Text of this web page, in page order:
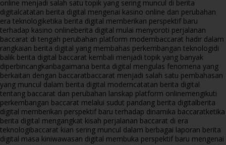
online menjadi salah satu topik yang sering muncul di berita
digitalcatatan berita digital mengenai kasino online dan perubahan
era teknologiketika berita digital memberikan perspektif baru
terhadap kasino onlineberita digital mulai menyoroti perjalanan
baccarat di tengah perubahan platform modernbaccarat hadir dalam
rangkaian berita digital yang membahas perkembangan teknologidi
balik berita digital baccarat kembali menjadi topik yang banyak
diperbincangkanbagaimana berita digital mengulas fenomena yang
berkaitan dengan baccaratbaccarat menjadi salah satu pembahasan
yang muncul dalam berita digital moderncatatan berita digital
tentang baccarat dan perubahan lanskap platform onlinemengikuti
perkembangan baccarat melalui sudut pandang berita digitalberita
digital memberikan perspektif baru terhadap dinamika baccaratketika
berita digital mengangkat kisah perjalanan baccarat di era
teknologibaccarat kian sering muncul dalam berbagai laporan berita
digital masa kiniwawasan digital membuka perspektif baru mengenai